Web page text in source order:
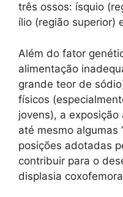
três ossos: ísquio
ílio (região superior)
Além do fator
alimentação
grande teor de
físicos
jovens), a
até mesmo algumas
posições adotadas
contribuir para o
displasia